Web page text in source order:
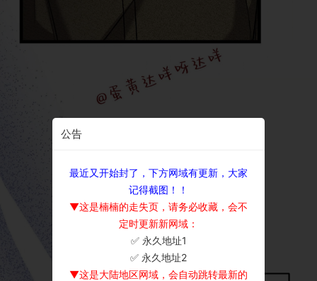
公告
最近又开始封了，下方网域有更新，大家
记得截图！！
▼这是楠楠的走失页，请务必收藏，会不
定时更新新网域：
✅ 永久地址1
✅ 永久地址2
▼这是大陆地区网域，会自动跳转最新的